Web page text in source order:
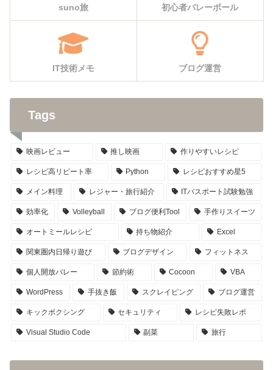
suno旅 初心者バレーボール
IT技術メモ ブログ運営
Tags
映画レビュー 推し映画 作りやすいレシピ
レシピ高リピート率 Python レシピおすすめ星5
メイン料理 レジャー・旅行紹介 ITパスポート試験勉強
効率化 Volleyball ブログ便利Tool 手作りスイーツ
オートミールレシピ 持ち物紹介 Excel
関東圏内日帰り遊び ブログデザイン フィットネス
個人開放バレー 節約術 Cocoon VBA
WordPress 手抜き飯 スクレイピング ブログ運営
キックボクシング セキュリティ レシピ失敗レポ
Visual Studio Code 副菜 旅行